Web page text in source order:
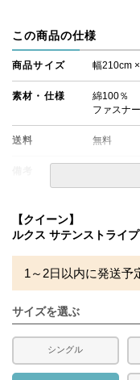
この商品の仕様
商品サイズ 幅210cm
素材・仕様
綿100％
ファスナ
送料 無料
が、閲覧
承ください
【クイーン】
ルクス サテンストライ
1～2日以内に発送予
サイズを選ぶ
シングル